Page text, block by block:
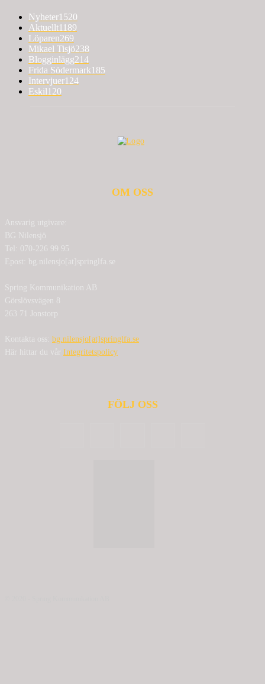
Nyheter1520
Aktuellt1189
Löparen269
Mikael Tisjö238
Blogginlägg214
Frida Södermark185
Intervjuer124
Eskil120
OM OSS
Ansvarig utgivare:
BG Nilensjö
Tel: 070-226 99 95
Epost: bg.nilensjo[at]springlfa.se
Spring Kommunikation AB
Görslövsvägen 8
263 71 Jonstorp
Kontakta oss: bg.nilensjo[at]springlfa.se
Här hittar du vår Integritetspolicy
FÖLJ OSS